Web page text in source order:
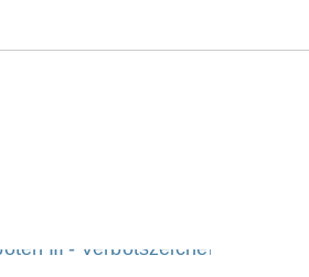
Dieses Produkt weist mehrere Varianten auf. Die Optionen können auf der Produktseite gewählt werden